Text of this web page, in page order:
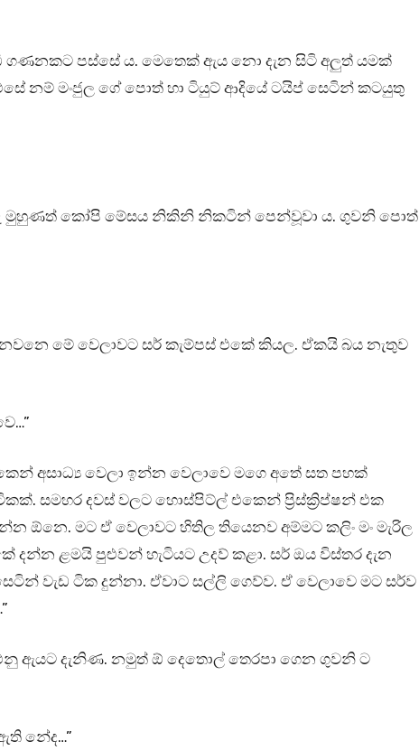
පස්සේ ය. මෙතෙක් ඇය නො දැන සිටි අලුත් යමක්
නම් මංජුල ගේ පොත් හා ටියුට් ආදියේ ටයිප් සෙටින් කටයුතු
මුහුණත් කෝපි මේසය නිකිනි නිකටින් පෙන්වූවා ය. ගුවනි පොත්
මේ වෙලාවට සර් කැම්පස් එකේ කියල. ඒකයි බය නැතුව
අසාධ්‍ය වෙලා ඉන්න වෙලාවෙ මගෙ අතේ සත පහක්
සමහර දවස් වලට හොස්පිට්ල් එකෙන් ප්‍රිස්ක්‍රිප්ෂන් එක
ඕනෙ. මට ඒ වෙලාවට හිතිල තියෙනව අම්මට කලිං මං මැරිල
දන්න ළමයි පුළුවන් හැටියට උදව් කළා. සර් ඔය විස්තර දැන
වැඩ ටික දුන්නා. ඒවාට සල්ලි ගෙව්ව. ඒ වෙලාවෙ මට සර්ව
ඇයට දැනිණ. නමුත් ඕ දෙතොල් තෙරපා ගෙන ගුවනි ට
නේද…”